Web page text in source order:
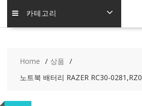
카테고리
Home
상품
노트북 배터리 RAZER RC30-